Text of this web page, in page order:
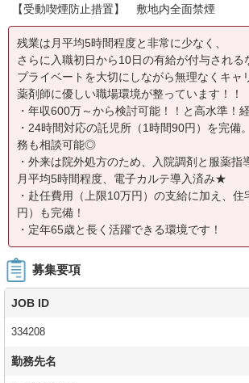
【受動喫煙防止措置】 敷地内全面禁煙
残業は月平均5時間程度と非常に少なく、
さらに入職初日から10日の有給が付与される
プライベートを大切にしながら無理なくキャ
薬剤師に優しい職場環境が整っています！！
・年収600万～から検討可能！！と高水準！
・24時間対応の託児所（1時間90円）を完備
務も相談可能◎
・外来は院外処方のため、入院調剤と服薬
月平均5時間程度、電子カルテ導入済み★
・赴任費用（上限10万円）の支給に加え、
円）も完備！
・定年65歳と長く活躍できる環境です！
募集要項
JOB ID
334208
勤務先名